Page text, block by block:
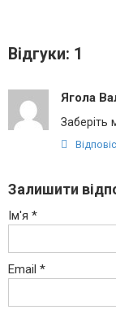
Відгуки: 1
Ягола
Залишити
Ім'я *
Email *